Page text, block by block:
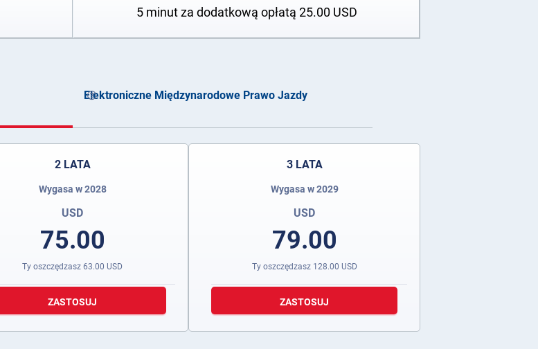
5 minut za dodatkową opłatą 25.00 USD
Elektroniczne Międzynarodowe Prawo Jazdy
2 LATA
Wygasa w 2028
USD
75.00
Ty oszczędzasz63.00 USD
ZASTOSUJ
3 LATA
Wygasa w 2029
USD
79.00
Ty oszczędzasz 128.00 USD
ZASTOSUJ